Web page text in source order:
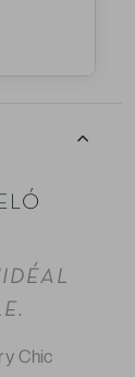
Chic